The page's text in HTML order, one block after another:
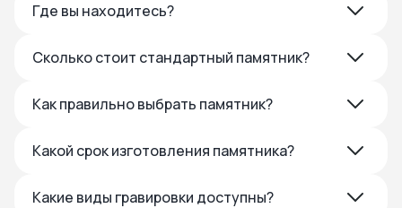
Где вы находитесь?
Сколько стоит стандартный памятник?
Как правильно выбрать памятник?
Какой срок изготовления памятника?
Какие виды гравировки доступны?